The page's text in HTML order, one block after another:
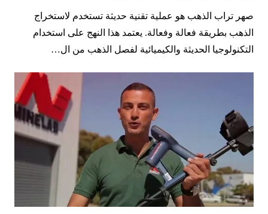
صهر تراب الذهب هو عملية تقنية حديثة تستخدم لاستخراج
الذهب بطريقة فعالة وفعالة. يعتمد هذا النهج على استخدام
التكنولوجيا الحديثة والكيميائية لفصل الذهب من ال…